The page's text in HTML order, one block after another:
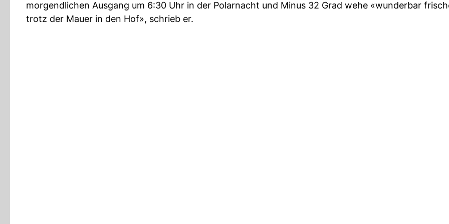
morgendlichen Ausgang um 6:30 Uhr in der Polarnacht und Minus 32 Grad wehe «wunderbar
trotz der Mauer in den Hof», schrieb er.